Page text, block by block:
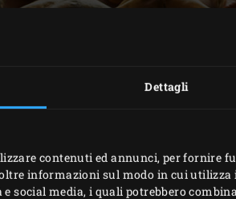
Dettagli
contenuti ed annunci, per fornire
informazioni sul modo in cui
social media, i quali potrebbero